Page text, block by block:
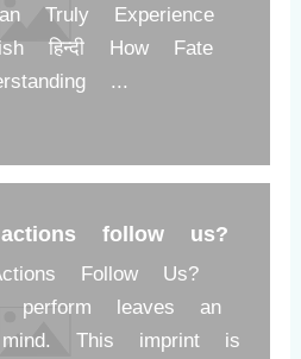
Truly Experience
हिन्दी How Fate
...
follow us?
Follow Us?
perform leaves an
This imprint is